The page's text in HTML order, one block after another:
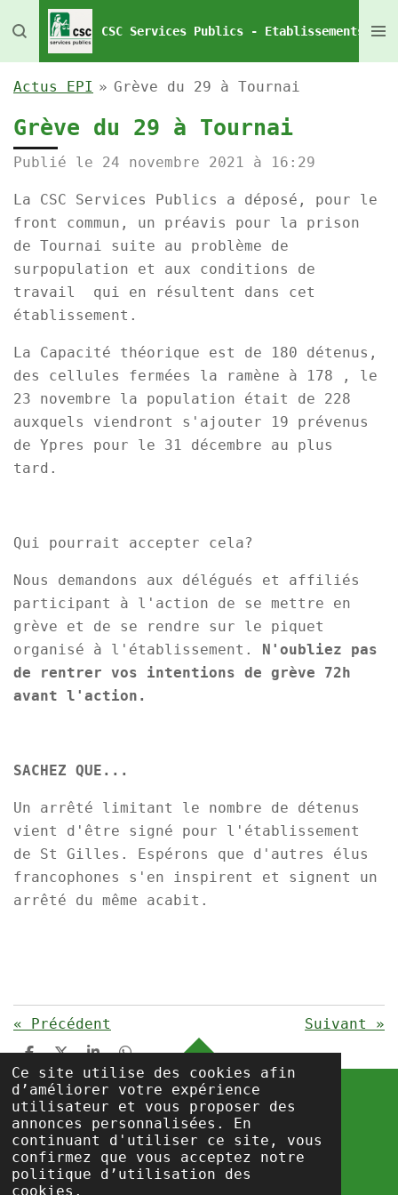
Ce site utilise des cookies afin
d’améliorer votre expérience
utilisateur et vous proposer des
annonces personnalisées. En
continuant d'utiliser ce site, vous
confirmez que vous acceptez notre
politique d’utilisation des
cookies.
Passer
au
contenu
principal
CSC Services Publics - Etablissements
Actus EPI » Grève du 29 à Tournai
Grève du 29 à Tournai
Publié le 24 novembre 2021 à 16:29
La CSC Services Publics a déposé, pour le
front commun, un préavis pour la prison
de Tournai suite au problème de
surpopulation et aux conditions de
travail qui en résultent dans cet
établissement.
La Capacité théorique est de 180 détenus,
des cellules fermées la ramène à 178 , le
23 novembre la population était de 228
auxquels viendront s'ajouter 19 prévenus
de Ypres pour le 31 décembre au plus
tard.
Qui pourrait accepter cela?
Nous demandons aux délégués et affiliés
participant à l'action de se mettre en
grève et de se rendre sur le piquet
organisé à l'établissement.
N'oubliez pas
de rentrer vos intentions de grève 72h
avant l'action.
SACHEZ QUE...
Un arrêté limitant le nombre de détenus
vient d'être signé pour l'établissement
de St Gilles. Espérons que d'autres élus
francophones s'en inspirent et signent un
arrêté du même acabit.
« Précédent Suivant »
a
r
t
a
g
e
r
a
r
t
a
g
e
r
a
r
t
a
g
e
a
r
t
a
g
e
r
HAUT
info@csc-prisons.be
Propulsé par Webador